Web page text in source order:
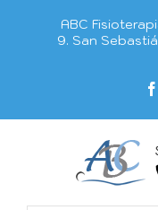
ABC
9. San